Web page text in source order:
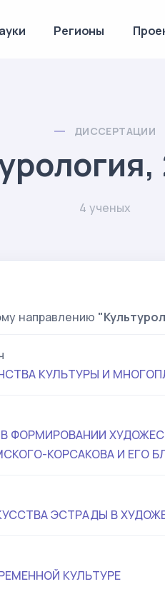
Регионы
ДИССЕРТАЦИИ
4 ученых
направлению
КУЛЬТУРЫ И
ФОРМИРОВАНИИ
КОРСАКОВА И ЕГО
ЭСТРАДЫ В
КУЛЬТУРЕ